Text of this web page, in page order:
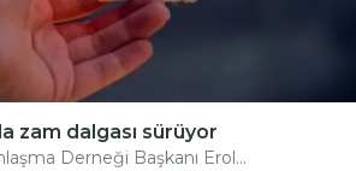
zam dalgası sürüyor
Derneği Başkanı Erol...